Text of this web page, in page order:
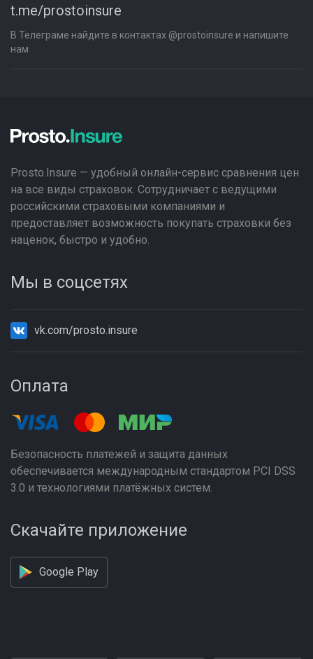
t.me/prostoinsure
В Телеграме найдите в контактах @prostoinsure и напишите
нам
Prosto.Insure — удобный онлайн-сервис сравнения цен
на все виды страховок. Сотрудничает с ведущими
российскими страховыми компаниями и
предоставляет возможность покупать страховки без
наценок, быстро и удобно.
Мы в соцсетях
vk.com/prosto.insure
Оплата
Безопасность платежей и защита данных
обеспечивается международным стандартом PCI DSS
3.0 и технологиями платёжных систем.
Скачайте приложение
Google Play